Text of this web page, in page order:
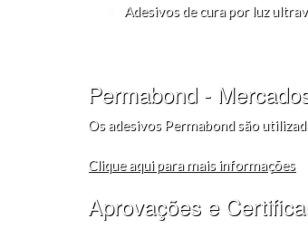
Adesivos de cura por luz
Permabond -
Os adesivos Permabond são
Clique aqui para mais informações
Aprovações e